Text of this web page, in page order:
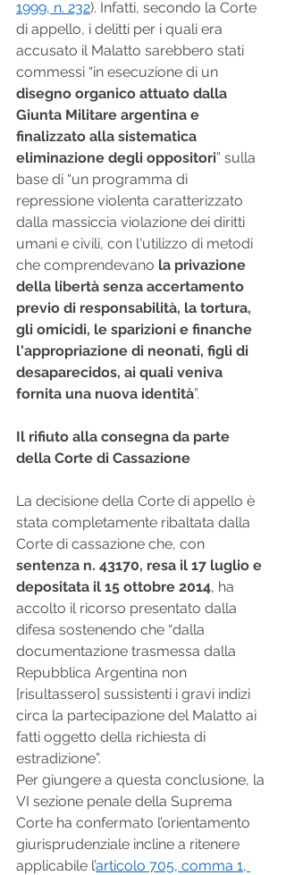
1999, n. 232). Infatti, secondo la Corte
di appello, i delitti per i quali era
accusato il Malatto sarebbero stati
commessi “in esecuzione di un
disegno organico attuato dalla
Giunta Militare argentina e
finalizzato alla sistematica
eliminazione degli oppositori” sulla
base di “un programma di
repressione violenta caratterizzato
dalla massiccia violazione dei diritti
umani e civili, con l'utilizzo di metodi
che comprendevano la privazione
della libertà senza accertamento
previo di responsabilità, la tortura,
gli omicidi, le sparizioni e finanche
l'appropriazione di neonati, figli di
desaparecidos, ai quali veniva
fornita una nuova identità”.
Il rifiuto alla consegna da parte
della Corte di Cassazione
La decisione della Corte di appello è
stata completamente ribaltata dalla
Corte di cassazione che, con
sentenza n. 43170, resa il 17 luglio e
depositata il 15 ottobre 2014, ha
accolto il ricorso presentato dalla
difesa sostenendo che “dalla
documentazione trasmessa dalla
Repubblica Argentina non
[risultassero] sussistenti i gravi indizi
circa la partecipazione del Malatto ai
fatti oggetto della richiesta di
estradizione”.
Per giungere a questa conclusione, la
VI sezione penale della Suprema
Corte ha confermato l’orientamento
giurisprudenziale incline a ritenere
applicabile l’articolo 705, comma 1,